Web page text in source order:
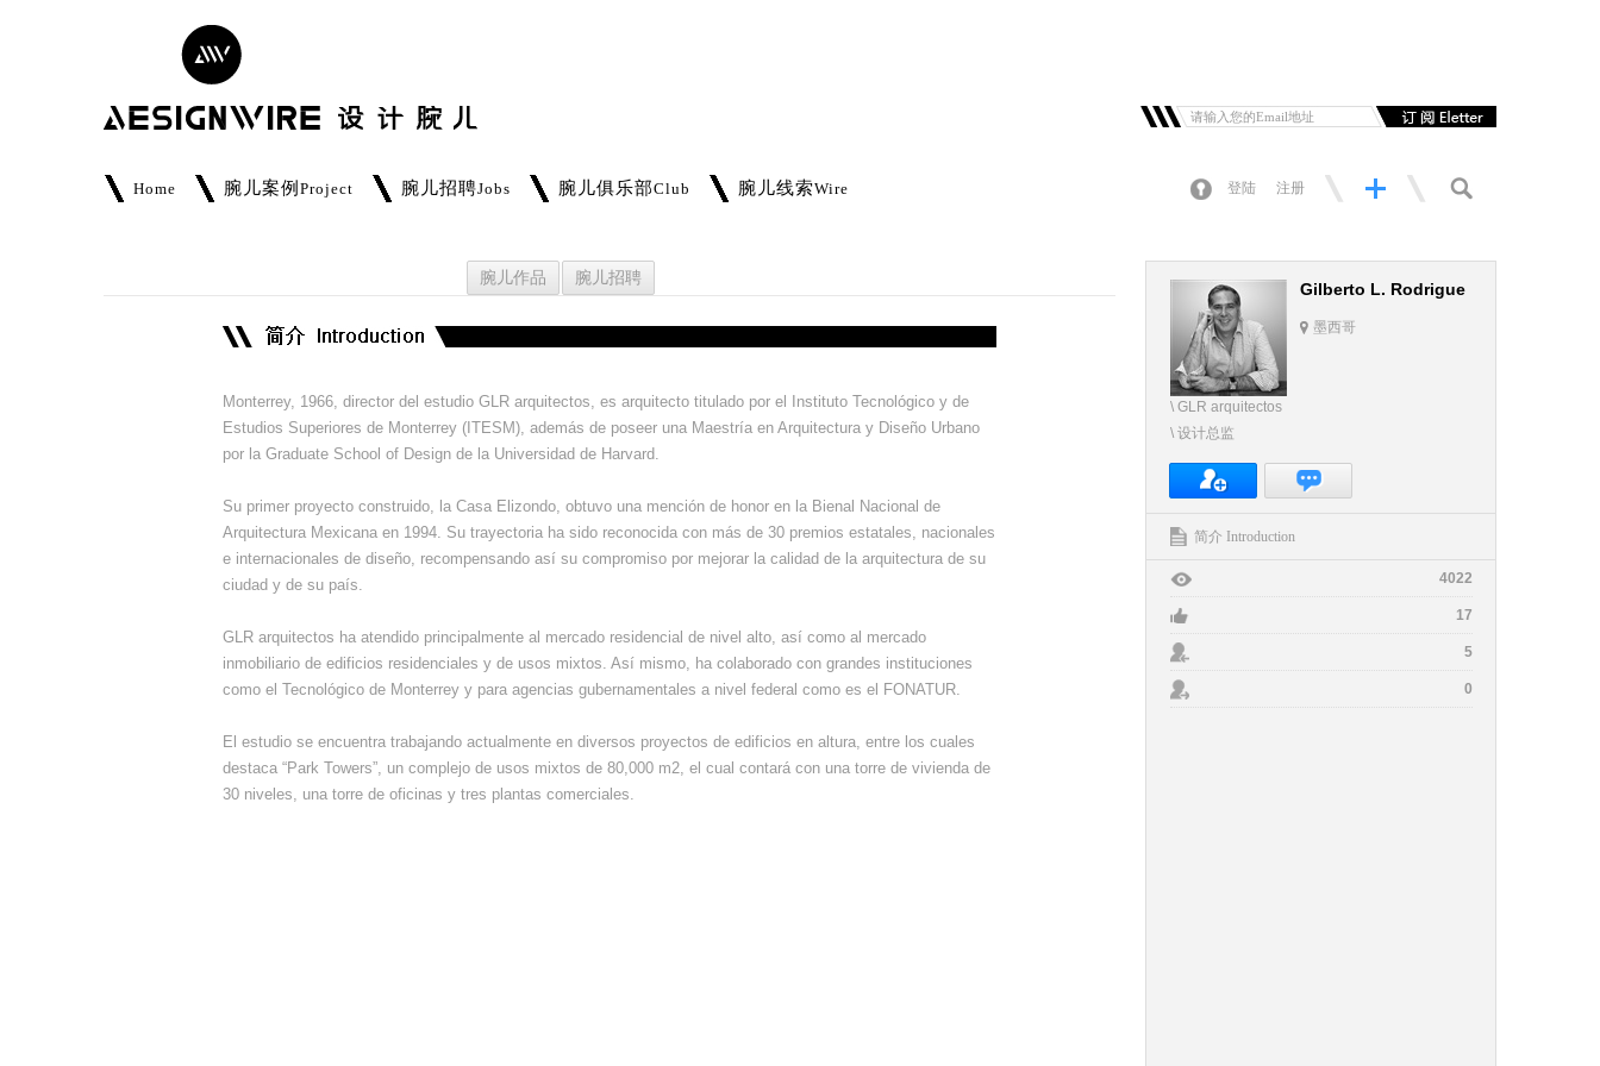
Home 腕儿案例 Project 腕儿招聘Jobs 腕儿俱乐部Club 腕儿线索Wire 登陆 注册
腕儿作品 腕儿招聘
Monterrey, 1966, director del estudio GLR arquitectos, es arquitecto titulado por el Instituto Tecnológico y de
Estudios Superiores de Monterrey (ITESM), además de poseer una Maestría en Arquitectura y Diseño Urbano
por la Graduate School of Design de la Universidad de Harvard.
Su primer proyecto construido, la Casa Elizondo, obtuvo una mención de honor en la Bienal Nacional de
Arquitectura Mexicana en 1994. Su trayectoria ha sido reconocida con más de 30 premios estatales, nacionales
e internacionales de diseño, recompensando así su compromiso por mejorar la calidad de la arquitectura de su
ciudad y de su país.
GLR arquitectos ha atendido principalmente al mercado residencial de nivel alto, así como al mercado
inmobiliario de edificios residenciales y de usos mixtos. Así mismo, ha colaborado con grandes instituciones
como el Tecnológico de Monterrey y para agencias gubernamentales a nivel federal como es el FONATUR.
El estudio se encuentra trabajando actualmente en diversos proyectos de edificios en altura, entre los cuales
destaca “Park Towers”, un complejo de usos mixtos de 80,000 m2, el cual contará con una torre de vivienda de
30 niveles, una torre de oficinas y tres plantas comerciales.
Gilberto L. Rodrigue
墨西哥
\ GLR arquitectos
\ 设计总监
简介 Introduction
4022
17
5
0